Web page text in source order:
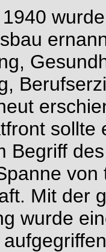
sollte
Begriff
Mit der
wurde